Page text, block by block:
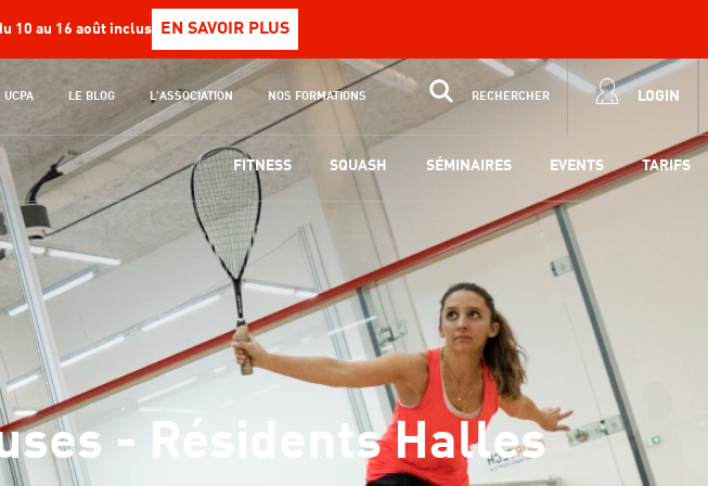
10 au 16 août inclus EN SAVOIR PLUS
UCPA LE BLOG L'ASSOCIATION NOS FORMATIONS RECHERCHER LOGIN
FITNESS SQUASH SÉMINAIRES EVENTS TARIFS
- Résidents Halles